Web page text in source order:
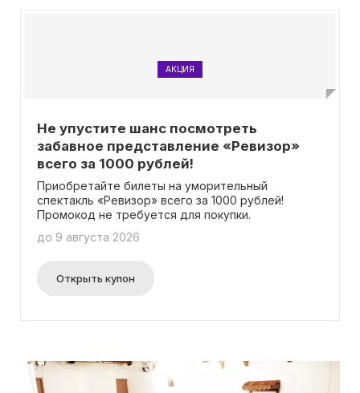
АКЦИЯ
Не упустите шанс посмотреть
забавное представление «Ревизор»
всего за 1000 рублей!
Приобретайте билеты на уморительный
спектакль «Ревизор» всего за 1000 рублей!
Промокод не требуется для покупки.
до 9 августа 2026
Открыть купон